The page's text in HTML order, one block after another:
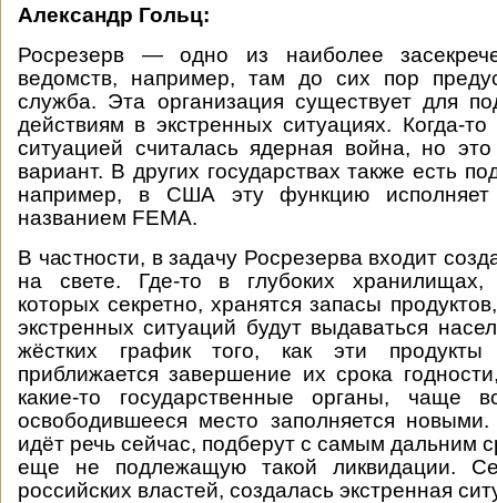
Александр Гольц:
Росрезерв — одно из наиболее
ведомств, например, там до сих пор
служба. Эта организация существует для
действиям в экстренных ситуациях. Когда-
ситуацией считалась ядерная война, но
вариант. В других государствах также есть
например, в США эту функцию исполняет
названием FEMA.
В частности, в задачу Росрезерва входит
на свете. Где-то в глубоких хранилищах,
которых секретно, хранятся запасы
экстренных ситуаций будут выдаваться
жёстких график того, как эти продукты
приближается завершение их срока
какие-то государственные органы, чаще
освободившееся место заполняется новыми.
идёт речь сейчас, подберут с самым дальним
еще не подлежащую такой ликвидации.
российских властей, создалась экстренная